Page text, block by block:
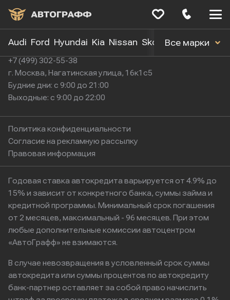
Audi Ford Hyundai Kia Nissan Skoda Toyota
Все марки
+7 (499) 302-55-38
г. Москва, Нагатинская улица, 16к1с5
Будние дни: с 9:00 до 21:00
Выходные: с 9:00 до 22:00
Политика конфиденциальности
Согласие на рекламную рассылку
Правовая информация
Годовая ставка автокредита варьируется от 4.9% до
15% и зависит от конкретного банка, суммы займа и
кредитной программы. Минимальный срок погашения
от 2 месяцев, максимальный - 96 месяцев. При этом
любые дополнительные комиссии автоцентром
«АвтоГрафф» не взимаются.
В случае невозвращения в условленный срок суммы
автокредита или суммы процентов по автокредиту
банк-партнер оставляет за собой право начислить